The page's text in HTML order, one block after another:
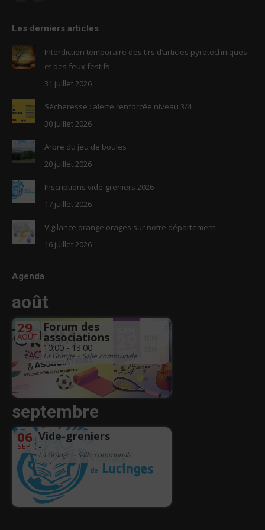
opens
in
new
opens
new
window
Les derniers articles
Interdiction temporaire des tirs d’articles pyrotechniques
et des feux festifs
31 juillet 2026
Sécheresse : alerte renforcée niveau 3/4
30 juillet 2026
Arbre du jeu de boules
20 juillet 2026
Inscriptions vide-greniers 2026
17 juillet 2026
Vigilance orange orages sur notre département
16 juillet 2026
Agenda
août
29
AOÛT
Forum des
associations
10:00 - 13:00
La Grange – Salle communale
septembre
06
SEP
Vide-greniers
-
La Grange – Salle communale